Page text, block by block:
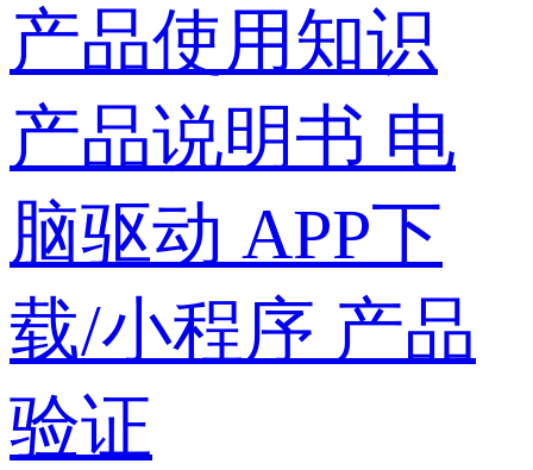
产品使用知识
产品说明书 电
脑驱动 APP下
载/小程序 产品
验证